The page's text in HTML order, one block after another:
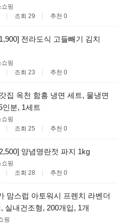
쇼핑
조회 29 추천 0
전라도식 고들빼기 김치
쇼핑
조회 23 추천 0
집 옥천 함흥 냉면 세트, 물냉면
분, 1세트
쇼핑
조회 25 추천 0
양념명란젓 파지 1kg
쇼핑
조회 28 추천 0
맘스럽 아토워시 프렌치 라벤더
실내건조형, 200개입, 1개
핑